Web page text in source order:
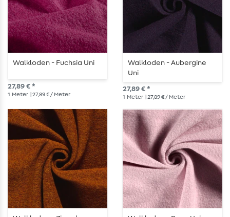
Walkloden - Fuchsia Uni
27,89 € *
1 Meter | 27,89 € / Meter
Walkloden - Aubergine
Uni
27,89 € *
1 Meter | 27,89 € / Meter